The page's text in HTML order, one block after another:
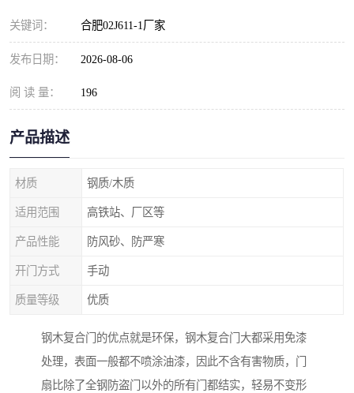
关键词： 合肥02J611-1厂家
发布日期： 2026-08-06
阅 读 量： 196
产品描述
材质 钢质/木质
适用范围 高铁站、厂区等
产品性能 防风砂、防严寒
开门方式 手动
质量等级 优质
钢木复合门的优点就是环保，钢木复合门大都采用免漆
处理，表面一般都不喷涂油漆，因此不含有害物质，门
扇比除了全钢防盗门以外的所有门都结实，轻易不变形